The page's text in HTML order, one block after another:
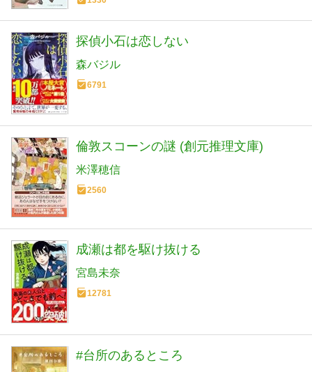
探偵小石は恋しない
森バジル
6791
倫敦スコーンの謎 (創元推理文庫)
米澤穂信
2560
成瀬は都を駆け抜ける
宮島未奈
12781
#台所のあるところ